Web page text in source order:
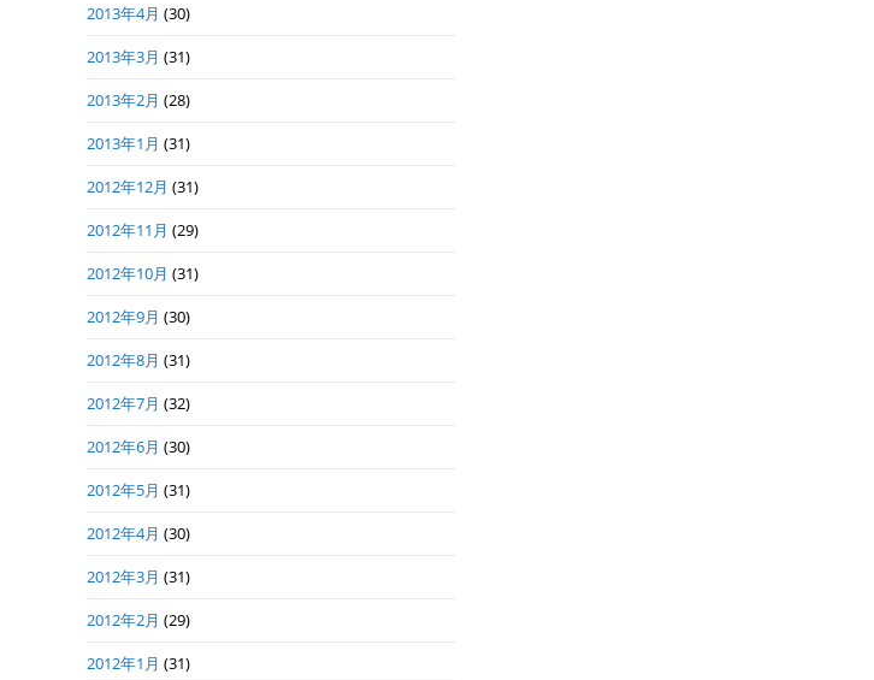
2013年4月 (30)
2013年3月 (31)
2013年2月 (28)
2013年1月 (31)
2012年12月 (31)
2012年11月 (29)
2012年10月 (31)
2012年9月 (30)
2012年8月 (31)
2012年7月 (32)
2012年6月 (30)
2012年5月 (31)
2012年4月 (30)
2012年3月 (31)
2012年2月 (29)
2012年1月 (31)